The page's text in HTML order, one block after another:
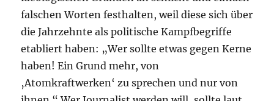
falschen Worten festhalten, weil diese sich über
die Jahrzehnte als politische Kampfbegriffe
etabliert haben: „Wer sollte etwas gegen Kerne
haben! Ein Grund mehr, von
‚Atomkraftwerken‘ zu sprechen und nur von